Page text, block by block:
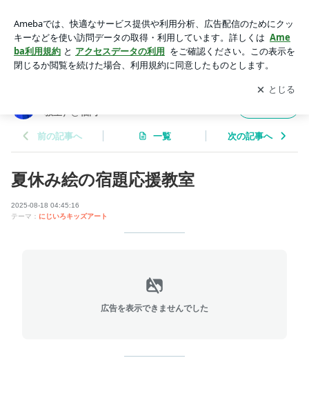
と工作の教室）@福岡
アプリをダウンロードして ブログの更新通知
を受け取りまし
ょう。
開く
教室）@福岡
前の記事へ 一覧 次の記事へ
夏休み絵の宿題応援教室
2025-08-18 04:45:16
テーマ： にじいろキッズアート
広告を表示できませんでした